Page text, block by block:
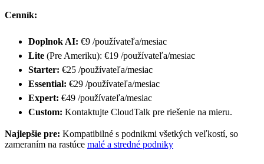
Cenník:
Doplnok AI: €9 /používateľa/mesiac
Lite (Pre Ameriku): €19 /používateľa/mesiac
Starter: €25 /používateľa/mesiac
Essential: €29 /používateľa/mesiac
Expert: €49 /používateľa/mesiac
Custom: Kontaktujte CloudTalk pre riešenie na mieru.
Najlepšie pre: Kompatibilné s podnikmi všetkých veľkostí, so
zameraním na rastúce malé a stredné podniky